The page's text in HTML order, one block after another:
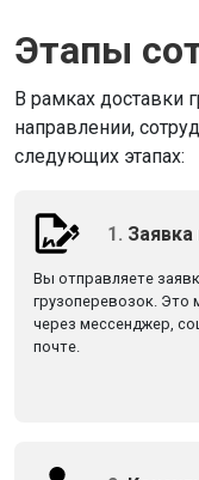
Этапы
В рамках доставки
направлении,
следующих этапах:
1.
Вы отправляете
грузоперевозок. Это
через мессенджер,
почте.